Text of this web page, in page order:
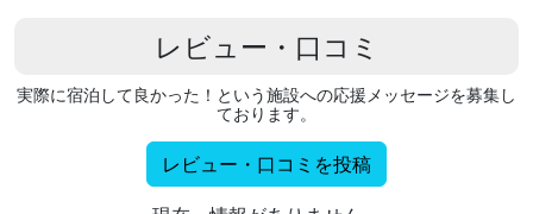
レビュー・口コミ
実際に宿泊して良かった！という施設への応援メッセージを募集し
ております。
レビュー・口コミを投稿